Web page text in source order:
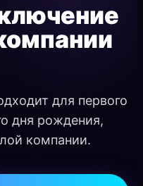
для первого
дня рождения,
компании.